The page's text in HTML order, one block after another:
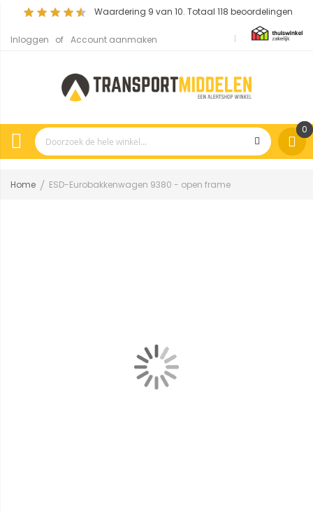
Waardering 9 van 10. Totaal 118 beoordelingen
Inloggen Account aanmaken
0
Home ESD-Eurobakkenwagen 9380 - open frame